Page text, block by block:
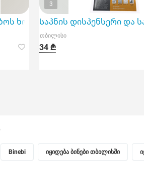
ხორცი TitBit 100 გ
3
Საპნის დისპენსერი და
თბილისი
34 ₾
Binebi იყიდება ბინები თბილისში